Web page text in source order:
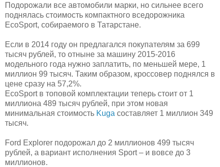
Подорожали все автомобили марки, но сильнее всего
поднялась стоимость компактного вседорожника
EcoSport, собираемого в Татарстане.
Если в 2014 году он предлагался покупателям за 699
тысяч рублей, то отныне за машину 2015-2016
модельного года нужно заплатить, по меньшей мере, 1
миллион 99 тысяч. Таким образом, кроссовер поднялся в
цене сразу на 57,2%.
EcoSport в топовой комплектации теперь стоит от 1
миллиона 489 тысяч рублей, при этом новая
минимальная стоимость Kuga составляет 1 миллион 349
тысяч.
Ford Explorer подорожал до 2 миллионов 499 тысяч
рублей, а вариант исполнения Sport – и вовсе до 3
миллионов.